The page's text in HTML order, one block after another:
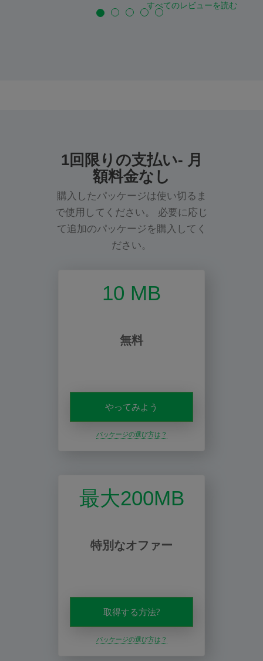
すべてのレビューを読む
1回限りの支払い- 月
額料金なし
購入したパッケージは使い切るま
で使用してください。 必要に応じ
て追加のパッケージを購入してく
ださい。
10 MB
無料
やってみよう
パッケージの選び方は？
最大200MB
特別なオファー
取得する方法?
パッケージの選び方は？